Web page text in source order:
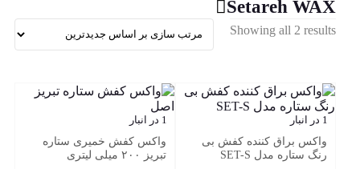
Setareh WAX
Showing all 2 results
1 در انبار
واکس براق کننده کفش بی
رنگ ستاره مدل SET-S
1 در انبار
واکس کفش خمیری ستاره
تبریز ۲۰۰ میلی لیتری